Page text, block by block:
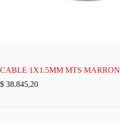
CABLE 1X1.5MM MTS MARRON
$ 38.845,20